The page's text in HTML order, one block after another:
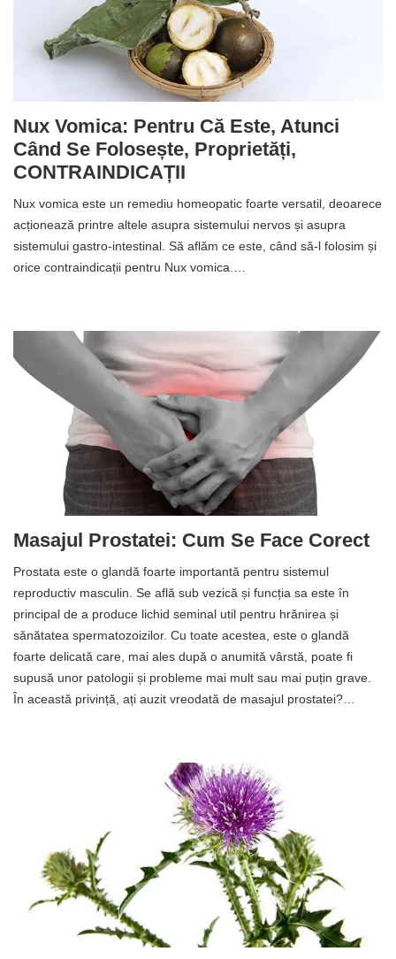
Nux Vomica: Pentru Că Este, Atunci
Când Se Folosește, Proprietăți,
CONTRAINDICAȚII
Nux vomica este un remediu homeopatic foarte versatil, deoarece
acționează printre altele asupra sistemului nervos și asupra
sistemului gastro-intestinal. Să aflăm ce este, când să-l folosim și
orice contraindicații pentru Nux vomica.…
Masajul Prostatei: Cum Se Face Corect
Prostata este o glandă foarte importantă pentru sistemul
reproductiv masculin. Se află sub vezică și funcția sa este în
principal de a produce lichid seminal util pentru hrănirea și
sănătatea spermatozoizilor. Cu toate acestea, este o glandă
foarte delicată care, mai ales după o anumită vârstă, poate fi
supusă unor patologii și probleme mai mult sau mai puțin grave.
În această privință, ați auzit vreodată de masajul prostatei?…